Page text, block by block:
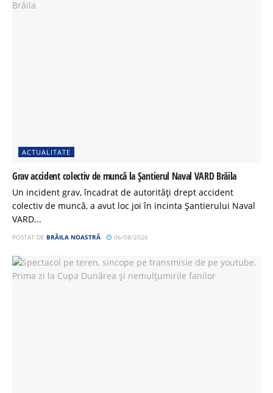
ACTUALITATE
Grav accident colectiv de muncă la Șantierul Naval VARD Brăila
Un incident grav, încadrat de autorități drept accident
colectiv de muncă, a avut loc joi în incinta Șantierului Naval
VARD...
POSTAT DE BRĂILA NOASTRĂ 06/08/2026